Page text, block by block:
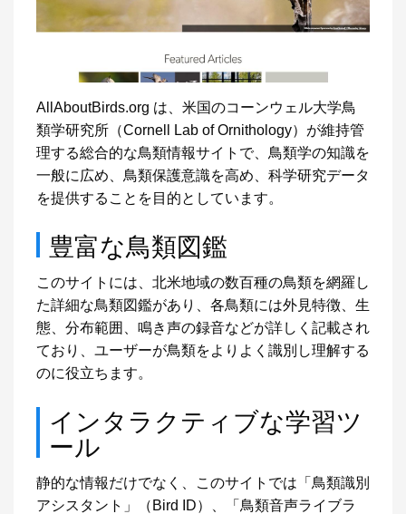
AllAboutBirds.org は、米国のコーンウェル大学鳥
類学研究所（Cornell Lab of Ornithology）が維持管
理する総合的な鳥類情報サイトで、鳥類学の知識を
一般に広め、鳥類保護意識を高め、科学研究データ
を提供することを目的としています。
豊富な鳥類図鑑
このサイトには、北米地域の数百種の鳥類を網羅し
た詳細な鳥類図鑑があり、各鳥類には外見特徴、生
態、分布範囲、鳴き声の録音などが詳しく記載され
ており、ユーザーが鳥類をよりよく識別し理解する
のに役立ちます。
インタラクティブな学習ツ
ール
静的な情報だけでなく、このサイトでは「鳥類識別
アシスタント」（Bird ID）、「鳥類音声ライブラ